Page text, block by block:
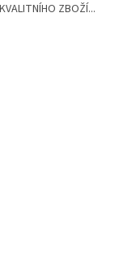
ZBOŽÍ...